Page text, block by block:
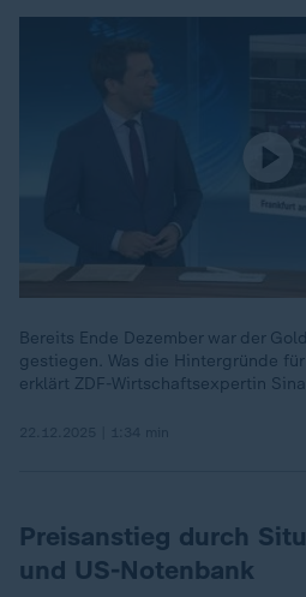
Bereits Ende Dezember war der
gestiegen. Was die Hintergründe
erklärt ZDF-Wirtschaftsexpertin
Preisanstieg durch
und US-Notenbank